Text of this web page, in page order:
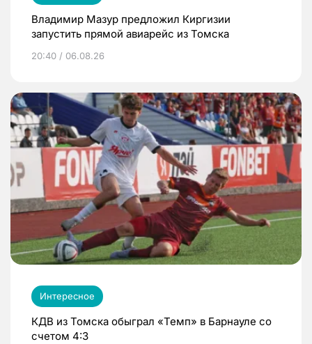
Владимир Мазур предложил Киргизии
запустить прямой авиарейс из Томска
20:40 / 06.08.26
Интересное
КДВ из Томска обыграл «Темп» в Барнауле со
счетом 4:3